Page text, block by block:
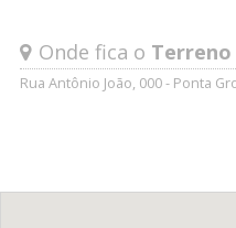
Onde fica o
Rua Antônio João, 000 - Ponta